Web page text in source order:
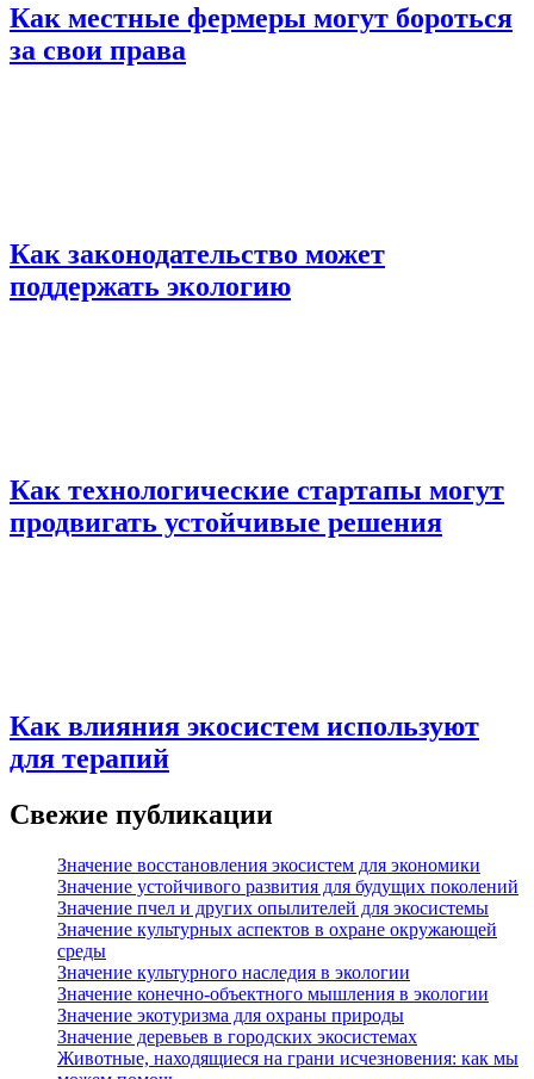
Как местные фермеры могут бороться
за свои права
Как законодательство может
поддержать экологию
Как технологические стартапы могут
продвигать устойчивые решения
Как влияния экосистем используют
для терапий
Свежие публикации
Значение восстановления экосистем для экономики
Значение устойчивого развития для будущих поколений
Значение пчел и других опылителей для экосистемы
Значение культурных аспектов в охране окружающей
среды
Значение культурного наследия в экологии
Значение конечно-объектного мышления в экологии
Значение экотуризма для охраны природы
Значение деревьев в городских экосистемах
Животные, находящиеся на грани исчезновения: как мы